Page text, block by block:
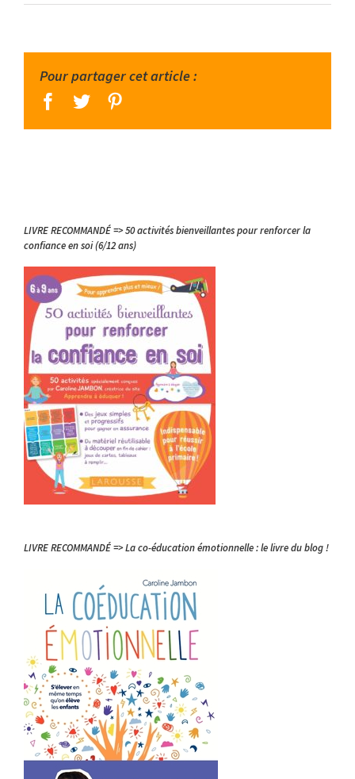
Pour partager cet article :
facebook
twitter
LIVRE RECOMMANDÉ => 50 activités bienveillantes pour renforcer la
confiance en soi (6/12 ans)
LIVRE RECOMMANDÉ => La co-éducation émotionnelle : le livre du blog !